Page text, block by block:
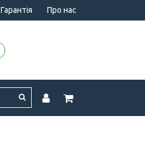
Гарантія Про нас